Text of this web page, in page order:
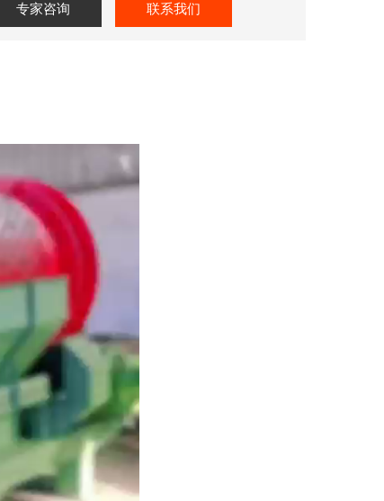
专家咨询 联系我们